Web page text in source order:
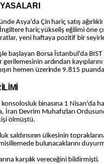
Asya'da Çin hariç satış
hariç yükseliş eğilimi öne
yeni haftaya pozitif bir
başlayan Borsa İstanbul'da
ardından
hemen üzerinde 9.815
binasına 1 Nisan'da
İran Devrim Muhafızları
ölmüştü.
saldırısının ülkesinin
bulunacaklarını
karşılık vereceğini bildirmişti.